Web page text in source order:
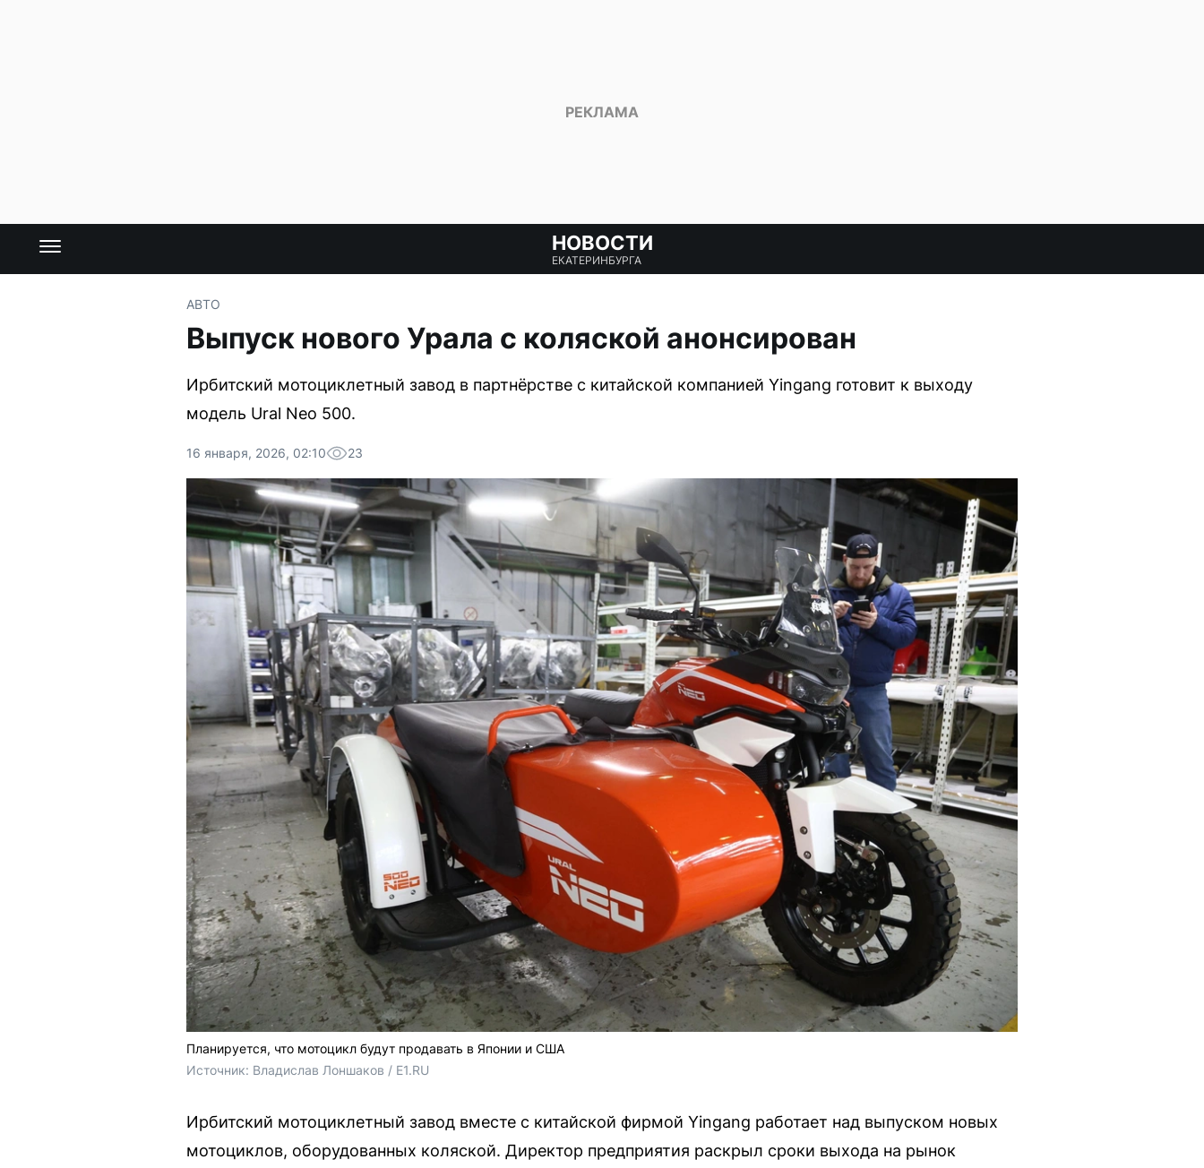
НОВОСТИ
ЕКАТЕРИНБУРГА
АВТО
Выпуск нового Урала с коляской анонсирован
Ирбитский мотоциклетный завод в партнёрстве с китайской компанией Yingang готовит к выходу
модель Ural Neo 500.
16 января, 2026, 02:10 23
Планируется, что мотоцикл будут продавать в Японии и США
Источник: Владислав Лоншаков / Е1.RU
Ирбитский мотоциклетный завод вместе с китайской фирмой Yingang работает над выпуском новых
мотоциклов, оборудованных коляской. Директор предприятия раскрыл сроки выхода на рынок